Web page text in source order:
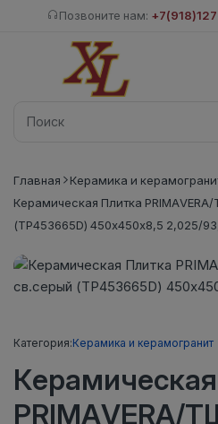
Позвоните нам:
Главная
Керамика и
Керамическая Плитка
(TP453665D) 450х450х8,5 2,025/
Категория:Керамика и керамогранит
PRIMAVERA/